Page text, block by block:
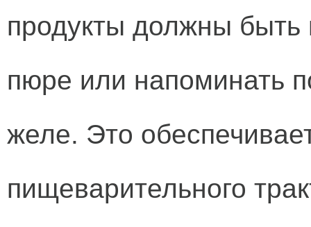
продукты должны быть
пюре или напоминать
желе. Это
пищеварительного